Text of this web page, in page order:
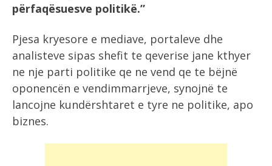
përfaqësuesve politikë.”
Pjesa kryesore e mediave, portaleve dhe
analisteve sipas shefit te qeverise jane kthyer
ne nje parti politike qe ne vend qe te bëjnë
oponencën e vendimmarrjeve, synojnë te
lancojne kundërshtaret e tyre ne politike, apo
biznes.